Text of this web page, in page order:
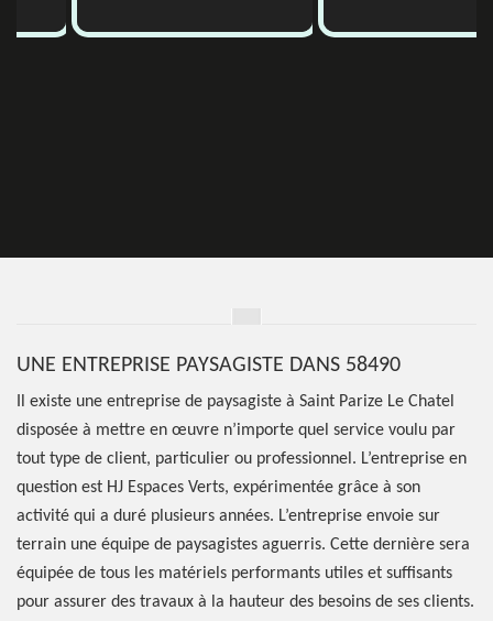
UNE ENTREPRISE PAYSAGISTE DANS 58490
Il existe une entreprise de paysagiste à Saint Parize Le Chatel
disposée à mettre en œuvre n’importe quel service voulu par
tout type de client, particulier ou professionnel. L’entreprise en
question est HJ Espaces Verts, expérimentée grâce à son
activité qui a duré plusieurs années. L’entreprise envoie sur
terrain une équipe de paysagistes aguerris. Cette dernière sera
équipée de tous les matériels performants utiles et suffisants
pour assurer des travaux à la hauteur des besoins de ses clients.